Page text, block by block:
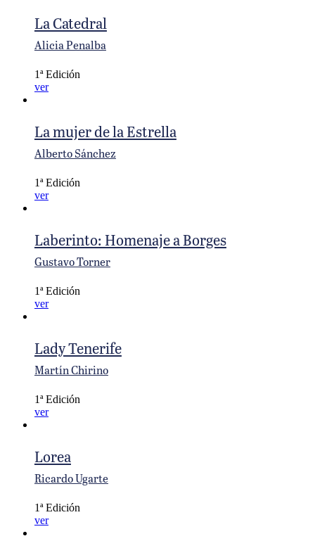
La Catedral
Alicia Penalba
1ª Edición
ver
La mujer de la Estrella
Alberto Sánchez
1ª Edición
ver
Laberinto: Homenaje a Borges
Gustavo Torner
1ª Edición
ver
Lady Tenerife
Martín Chirino
1ª Edición
ver
Lorea
Ricardo Ugarte
1ª Edición
ver